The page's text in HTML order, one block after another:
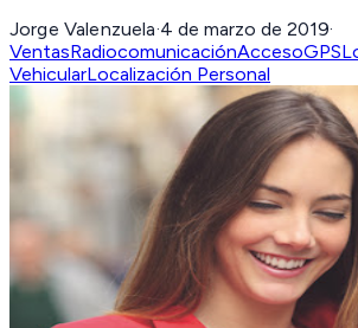
Jorge Valenzuela·4 de marzo de 2019·
VentasRadiocomunicaciónAccesoGPS
VehicularLocalización Personal